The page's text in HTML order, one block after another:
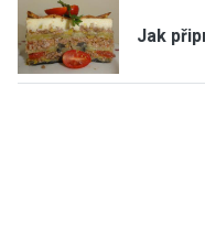
Jak